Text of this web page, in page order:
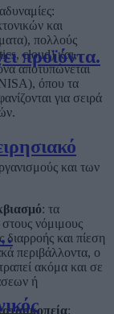
προϊόντα.
και
πολλούς
cloud) και,
αποτυπώνεται
όπου τα
για σειρά
και των
: τα
νόμιμους
διαρροής και πίεση
περιβάλλοντα, ο
ακόμα και σε
ή
: